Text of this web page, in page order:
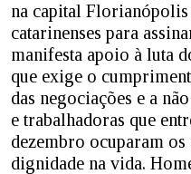
na capital Florianópolis
catarinenses para
manifesta apoio à luta
que exige o
das negociações e a
e trabalhadoras que
dezembro ocuparam
dignidade na vida.